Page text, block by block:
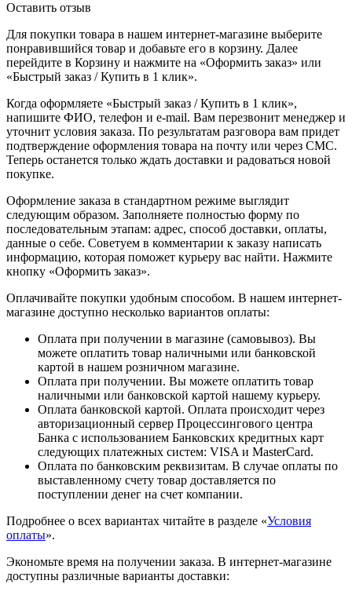
Оставить отзыв
Для покупки товара в нашем интернет-магазине выберите
понравившийся товар и добавьте его в корзину. Далее
перейдите в Корзину и нажмите на «Оформить заказ» или
«Быстрый заказ / Купить в 1 клик».
Когда оформляете «Быстрый заказ / Купить в 1 клик»,
напишите ФИО, телефон и e-mail. Вам перезвонит менеджер и
уточнит условия заказа. По результатам разговора вам придет
подтверждение оформления товара на почту или через СМС.
Теперь останется только ждать доставки и радоваться новой
покупке.
Оформление заказа в стандартном режиме выглядит
следующим образом. Заполняете полностью форму по
последовательным этапам: адрес, способ доставки, оплаты,
данные о себе. Советуем в комментарии к заказу написать
информацию, которая поможет курьеру вас найти. Нажмите
кнопку «Оформить заказ».
Оплачивайте покупки удобным способом. В нашем интернет-
магазине доступно несколько вариантов оплаты:
Оплата при получении в магазине (самовывоз). Вы
можете оплатить товар наличными или банковской
картой в нашем розничном магазине.
Оплата при получении. Вы можете оплатить товар
наличными или банковской картой нашему курьеру.
Оплата банковской картой. Оплата происходит через
авторизационный сервер Процессингового центра
Банка с использованием Банковских кредитных карт
следующих платежных систем: VISA и MasterCard.
Оплата по банковским реквизитам. В случае оплаты по
выставленному счету товар доставляется по
поступлении денег на счет компании.
Подробнее о всех вариантах читайте в разделе «Условия
оплаты».
Экономьте время на получении заказа. В интернет-магазине
доступны различные варианты доставки: